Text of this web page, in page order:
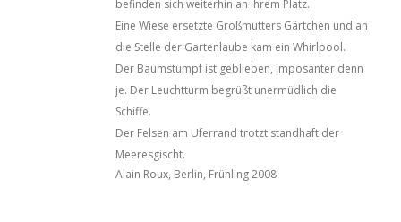
befinden sich weiterhin an ihrem Platz.
Eine Wiese ersetzte Großmutters Gärtchen und an
die Stelle der Gartenlaube kam ein Whirlpool.
Der Baumstumpf ist geblieben, imposanter denn
je. Der Leuchtturm begrüßt unermüdlich die
Schiffe.
Der Felsen am Uferrand trotzt standhaft der
Meeresgischt.
Alain Roux, Berlin, Frühling 2008